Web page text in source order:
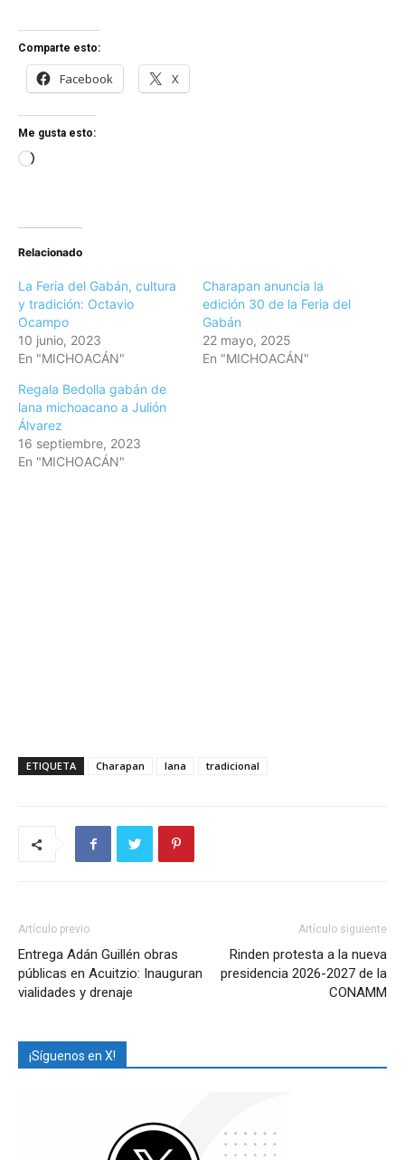
Comparte esto:
Facebook X
Me gusta esto:
Loading…
Relacionado
La Feria del Gabán, cultura
y tradición: Octavio
Ocampo
10 junio, 2023
En "MICHOACÁN"
Charapan anuncia la
edición 30 de la Feria del
Gabán
22 mayo, 2025
En "MICHOACÁN"
Regala Bedolla gabán de
lana michoacano a Julión
Álvarez
16 septiembre, 2023
En "MICHOACÁN"
ETIQUETA Charapan lana tradicional
Artículo previo
Entrega Adán Guillén obras
públicas en Acuitzio: Inauguran
vialidades y drenaje
Artículo siguiente
Rinden protesta a la nueva
presidencia 2026-2027 de la
CONAMM
¡Síguenos en X!